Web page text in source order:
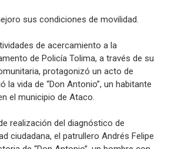
sus condiciones de movilidad.
de acercamiento a la
de Policía Tolima, a través de su
protagonizó un acto de
la vida de “Don Antonio”, un habitante
el municipio de Ataco.
realización del diagnóstico de
ciudadana, el patrullero Andrés Felipe